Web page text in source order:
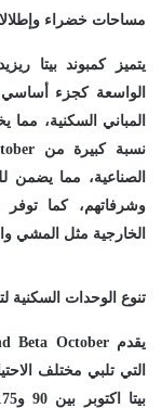
مساحات خضراء
الواسعة كجزء
المباني السكنية،
الصناعية، مما يضمن
وشرفاتهم، كما توفر
الخارجية مثل المشي
تنوع الوحدات السكنية
التي تلبي مختلف